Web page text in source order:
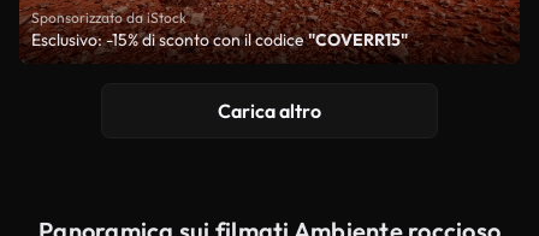
Sponsorizzato da iStock
Esclusivo: -15% di sconto con il codice"COVERR15"
Carica altro